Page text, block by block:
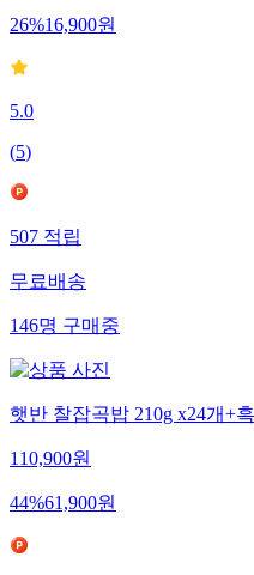
26%16,900원
5.0
(5)
507적립
무료배송
146명구매중
햇반 찰잡곡밥 210g x24개+
110,900원
44%61,900원